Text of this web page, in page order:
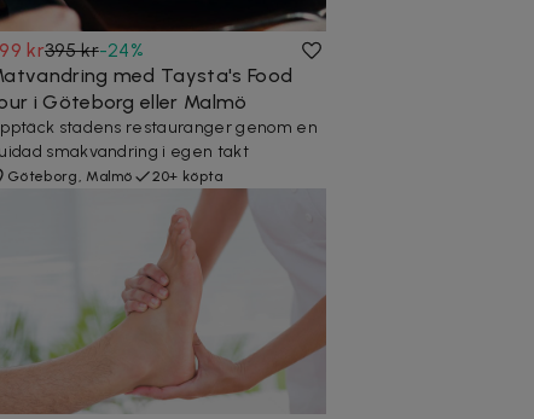
kr395 kr-24%
med Taysta's Food
i Göteborg eller Malmö
stadens restauranger genom en
smakvandring i egen takt
Göteborg, Malmö 20+ köpta